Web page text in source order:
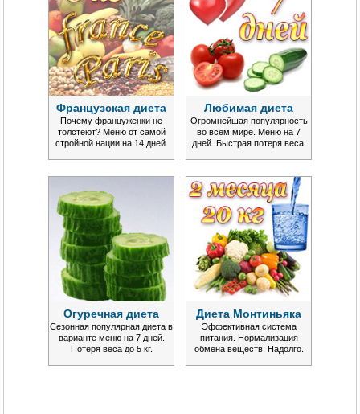
Французская диета
Почему француженки не
толстеют? Меню от самой
стройной нации на 14 дней.
Любимая диета
Огромнейшая популярность
во всём мире. Меню на 7
дней. Быстрая потеря веса.
Огуречная диета
Сезонная популярная диета в
варианте меню на 7 дней.
Потеря веса до 5 кг.
Диета Монтиньяка
Эффективная система
питания. Нормализация
обмена веществ. Надолго.